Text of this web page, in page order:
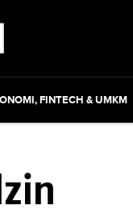
FINTECH & UMKM